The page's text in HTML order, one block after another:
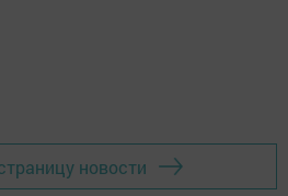
новости